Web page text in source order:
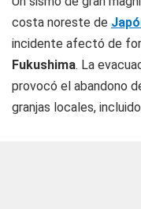
costa noreste de
incidente afectó de
Fukushima. La
provocó el abandono
granjas locales,